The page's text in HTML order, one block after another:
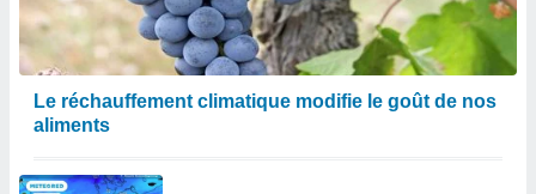
Le réchauffement climatique modifie le goût de nos
aliments